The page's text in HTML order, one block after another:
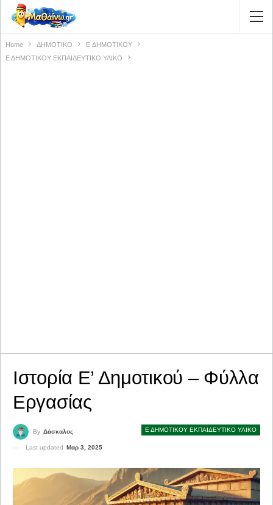
Home ΔΗΜΟΤΙΚΟ
E ΔΗΜΟΤΙΚΟΥ
Ε ΔΗΜΟΤΙΚΟΥ ΕΚΠΑΙΔΕΥΤΙΚΟ ΥΛΙΚΟ
Ιστορία Ε’ Δημοτικού – Φύλλα
Εργασίας
Ε ΔΗΜΟΤΙΚΟΥ ΕΚΠΑΙΔΕΥΤΙΚΟ ΥΛΙΚΟ
By Δάσκαλος
Last updated Μαρ 3, 2025